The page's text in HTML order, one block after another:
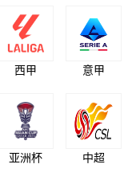
西甲 意甲
亚洲杯 中超